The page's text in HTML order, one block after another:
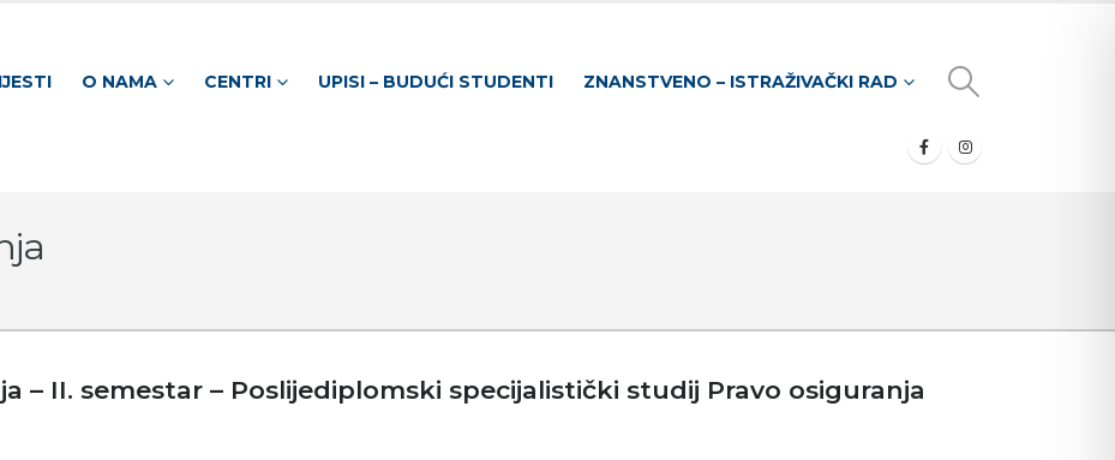
O NAMA CENTRI UPISI – BUDUĆI STUDENTI ZNANSTVENO – ISTRAŽIVAČKI RAD
– II. semestar – Poslijediplomski specijalistički studij Pravo osiguranja